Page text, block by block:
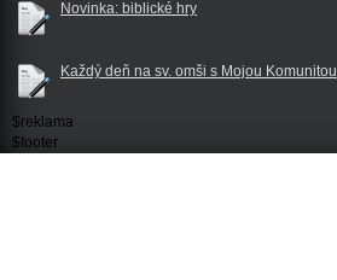
Novinka: biblické hry
Každý deň na sv. omši s Mojou Komunitou
$reklama
$footer